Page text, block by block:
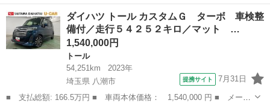
ー名： ダイハツ ■ 車種名： トール ■ グレード名： カスタム
Ｇ ターボ カーナビ ＥＴＣ ドラレコ 新車保証・まごころ保
証 １年間...
東京 葛飾区 トール
ダイハツ トール カスタムＧ ターボ 車検整
備付／走行５４２５２キロ／マット …
1,540,000円
トール
54,251km
2023年
埼玉県 八潮市
提携サイト 7月31日
■ 支払総額: 166.5万円 ■ 車両本体価格： 1,540,000 円 ■ メーカ